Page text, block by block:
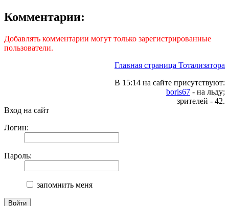
Комментарии:
Добавлять комментарии могут только зарегистрированные
пользователи.
Главная страница Тотализатора
В 15:14 на сайте присутствуют:
boris67 - на льду;
зрителей - 42.
Вход на сайт
Логин:
Пароль:
запомнить меня